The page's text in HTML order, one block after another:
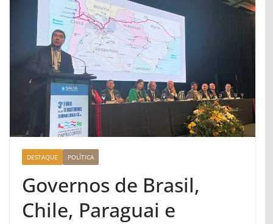
DESTAQUE POLÍTICA
Governos de Brasil,
Chile, Paraguai e